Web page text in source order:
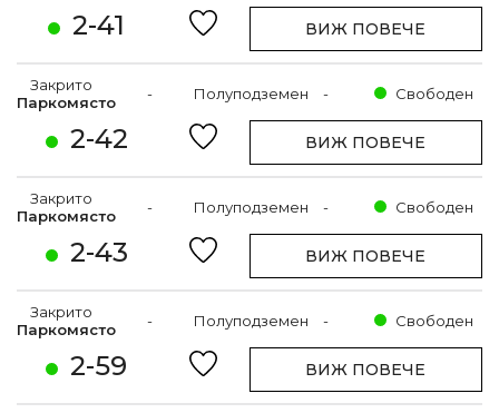
2-41 ВИЖ ПОВЕЧЕ
2-42
Закрито
Паркомясто
- Полуподземен - Свободен
ВИЖ ПОВЕЧЕ
2-43
Закрито
Паркомясто
- Полуподземен - Свободен
ВИЖ ПОВЕЧЕ
2-59
Закрито
Паркомясто
- Полуподземен - Свободен
ВИЖ ПОВЕЧЕ